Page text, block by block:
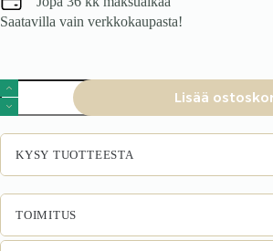
Saatavilla vain verkkokaupasta!
Tuoli
KANEN,
kaneli
määrä
Lisää
KYSY TUOTTEESTA
TOIMITUS